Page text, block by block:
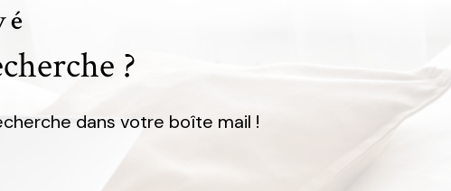
?
dans votre boîte mail !